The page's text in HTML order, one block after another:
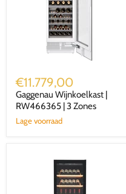
Wijnkoelkast
RW466365
3
Zones
€11.779,00
Gaggenau Wijnkoelkast |
RW466365 | 3 Zones
Lage voorraad